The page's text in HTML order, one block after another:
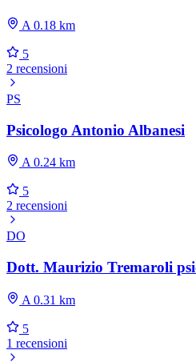
A 0.18 km
5
2 recensioni
PS
Psicologo Antonio Albanesi
A 0.24 km
5
2 recensioni
DO
Dott. Maurizio Tremaroli
A 0.31 km
5
1 recensioni